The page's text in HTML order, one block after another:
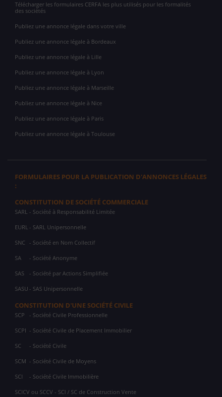
Télécharger les formulaires CERFA les plus utilisés pour les formalités
des sociétés
Publiez une annonce légale dans votre ville
Publiez une annonce légale à Bordeaux
Publiez une annonce légale à Lille
Publiez une annonce légale à Lyon
Publiez une annonce légale à Marseille
Publiez une annonce légale à Nice
Publiez une annonce légale à Paris
Publiez une annonce légale à Toulouse
FORMULAIRES POUR LA PUBLICATION D'ANNONCES LÉGALES
:
CONSTITUTION DE SOCIÉTÉ COMMERCIALE
SARL - Société à Responsabilité Limitée
EURL - SARL Unipersonnelle
SNC - Société en Nom Collectif
SA - Société Anonyme
SAS - Société par Actions Simplifiée
SASU - SAS Unipersonnelle
CONSTITUTION D'UNE SOCIÉTÉ CIVILE
SCP - Société Civile Professionnelle
SCPI - Société Civile de Placement Immobilier
SC - Société Civile
SCM - Société Civile de Moyens
SCI - Société Civile Immobilière
SCICV ou SCCV - SCI / SC de Construction Vente